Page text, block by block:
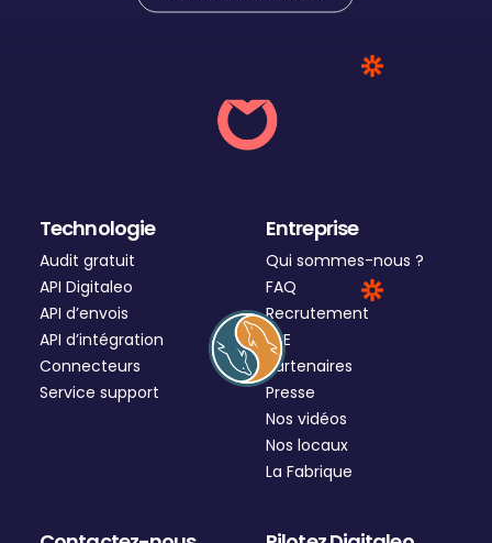
MySQL
Technologie
Audit gratuit
API Digitaleo
API d’envois
API d’intégration
Connecteurs
Service support
Entreprise
Qui sommes-nous ?
FAQ
Recrutement
RSE
Partenaires
Presse
Nos vidéos
Nos locaux
La Fabrique